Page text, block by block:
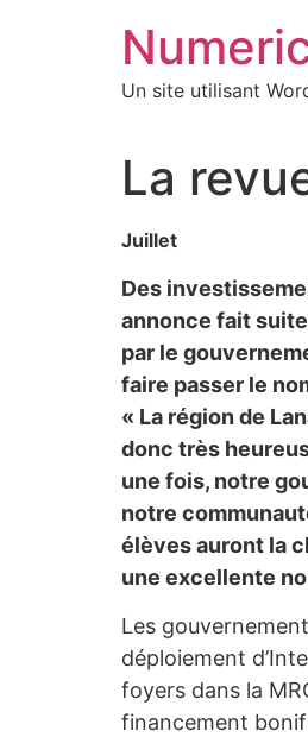
Un site utilisant
La
Juillet
Des
annonce fait
par le
faire passer le
« La région de
donc très
une fois, notre
notre
élèves auront la
une excellente
Les
déploiement
foyers dans la
financement